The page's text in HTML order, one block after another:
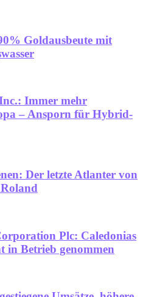
Goldausbeute mit
Immer mehr
– Ansporn für Hybrid-
Der letzte Atlanter von
Plc: Caledonias
in Betrieb genommen